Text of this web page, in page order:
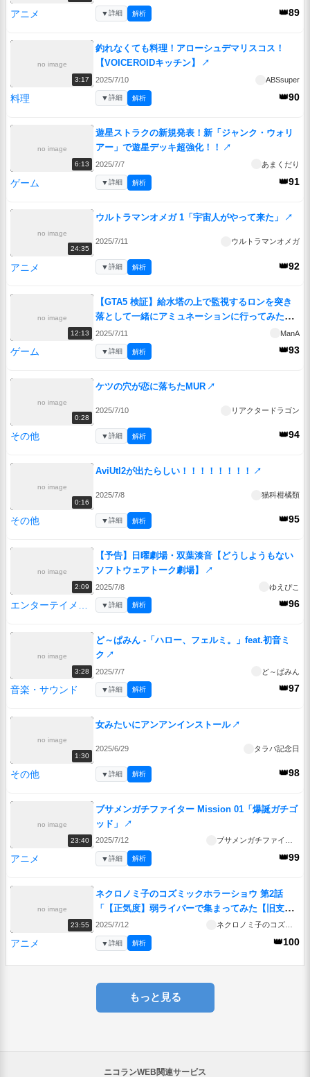
アニメ 👑89
▼詳細 解析
no image
3:17
釣れなくても料理！アローシュデマリスコス！
【VOICEROIDキッチン】
↗
2025/7/10 ABSsuper
料理 👑90
▼詳細 解析
no image
6:13
遊星ストラクの新規発表！新「ジャンク・ウォリ
アー」で遊星デッキ超強化！！
↗
2025/7/7 あまくだり
ゲーム 👑91
▼詳細 解析
no image
24:35
ウルトラマンオメガ 1「宇宙人がやって来た」 ↗
2025/7/11 ウルトラマンオメガ
アニメ 👑92
▼詳細 解析
no image
12:13
【GTA5 検証】給水塔の上で監視するロンを突き
落として一緒にアミュネーションに行ってみた
（ナーバス・ロン）
2025/7/11 ManA
ゲーム 👑93
▼詳細 解析
no image
0:28
ケツの穴が恋に落ちたMUR ↗
2025/7/10 リアクタードラゴン
その他 👑94
▼詳細 解析
no image
0:16
AviUtl2が出たらしい！！！！！！！！ ↗
2025/7/8 猫科柑橘類
その他 👑95
▼詳細 解析
no image
2:09
【予告】日曜劇場・双葉湊音【どうしようもない
ソフトウェアトーク劇場】
↗
2025/7/8 ゆえぴこ
エンターテイメント 👑96
▼詳細 解析
no image
3:28
ど～ぱみん -「ハロー、フェルミ。」feat.初音ミ
ク ↗
2025/7/7 ど～ぱみん
音楽・サウンド 👑97
▼詳細 解析
no image
1:30
女みたいにアンアンインストール ↗
2025/6/29 タラバ記念日
その他 👑98
▼詳細 解析
no image
23:40
ブサメンガチファイター Mission 01「爆誕ガチゴ
ッド」
↗
2025/7/12 ブサメンガチファイター
アニメ 👑99
▼詳細 解析
no image
23:55
ネクロノミ子のコズミックホラーショウ 第2話
「【正気度】弱ライバーで集まってみた【旧支配
者】」 ↗
2025/7/12 ネクロノミ子のコズミックホラーショウ
アニメ 👑100
▼詳細 解析
もっと見る
ニコランWEB関連サービス